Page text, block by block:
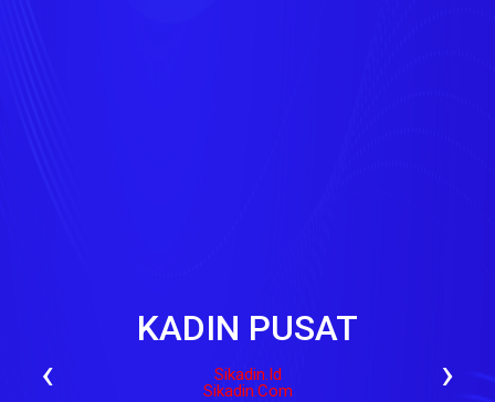
KADIN PUSAT
Sikadin.id
Sikadin.com
‹ ›